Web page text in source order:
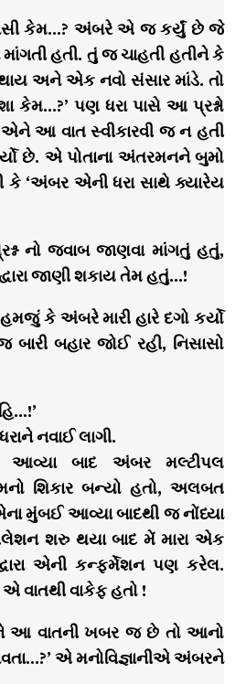
કેમ…? અંબરે એ જ કર્યું છે જે
હતી. તું જ ચાહતી હતીને કે
અને એક નવો સંસાર માંડે. તો
પણ ધરા પાસે આ પ્રશ્નો
આ વાત સ્વીકારવી જ ન હતી
છે. એ પોતાના અંતરમનને બુમો
કે ‘અંબર એની ધરા સાથે ક્યારેય
નો જવાબ જાણવા માંગતું હતું,
જાણી શકાય તેમ હતું…!
કે અંબરે મારી હારે દગો કર્યો
બહાર જોઈ રહી, નિસાસો
નવાઈ લાગી.
આવ્યા બાદ અંબર મલ્ટીપલ
શિકાર બન્યો હતો, અલબત
મુંબઈ આવ્યા બાદથી જ નોંધ્યા
શરુ થયા બાદ મેં મારા એક
દ્વારા એની કન્ફર્મેશન પણ કરેલ.
વાકેફ હતો !
આ વાતની ખબર જ છે તો આનો
એ મનોવિજ્ઞાનીએ અંબરને